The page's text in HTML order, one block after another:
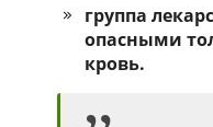
группа
опасными
кровь.